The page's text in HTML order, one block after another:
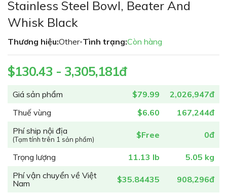
phần
của
thư
viện
ảnh
Stainless Steel Bowl, Beater And
Whisk Black
Thương hiệu:Other•Tình trạng:Còn hàng
Giá sản phẩm $79.99
2,026,947đ
Thuế vùng
$6.60
167,244đ
Phí ship nội địa
(Tạm tính trên 1 sản phẩm) $Free 0đ
Trọng lượng 11.13 lb
5.05 kg
Phí vận chuyển về Việt
Nam
$35.84435 908,296đ
$130.43 - 3,305,181đ